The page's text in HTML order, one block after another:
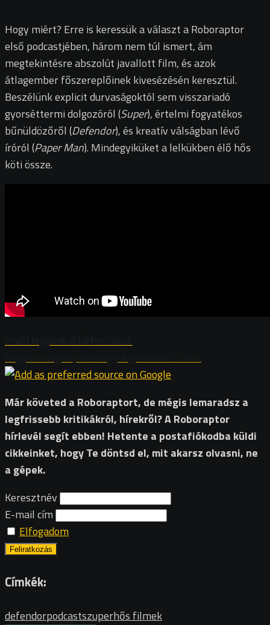
Hogy miért? Erre is keressük a választ a Roboraptor
első podcastjében, három nem túl ismert, ám
megtekintésre abszolút javallott film, és azok
átlagember főszereplőinek kivesézésén keresztül.
Beszélünk explicit durvaságoktól sem visszariadó
gyorséttermi dolgozóról (Super), értelmi fogyatékos
bűnüldözőről (Defendor), és kreatív válságban lévő
íróról (Paper Man). Mindegyiküket a lelkükben élő hős
köti össze.
Már követed a Roboraptort, de mégis lemaradsz a
legfrissebb kritikákról, hírekről? A Roboraptor
hírlevél segít ebben! Hetente a postafiókodba küldi
cikkeinket, hogy Te döntsd el, mit akarsz olvasni, ne
a gépek.
Keresztnév
E-mail cím
Elfogadom
Címkék:
defendorpodcastszuperhős filmek